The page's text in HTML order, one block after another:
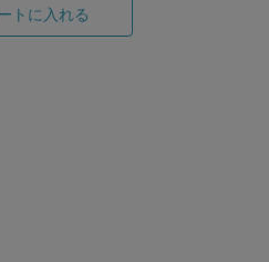
トに入れる